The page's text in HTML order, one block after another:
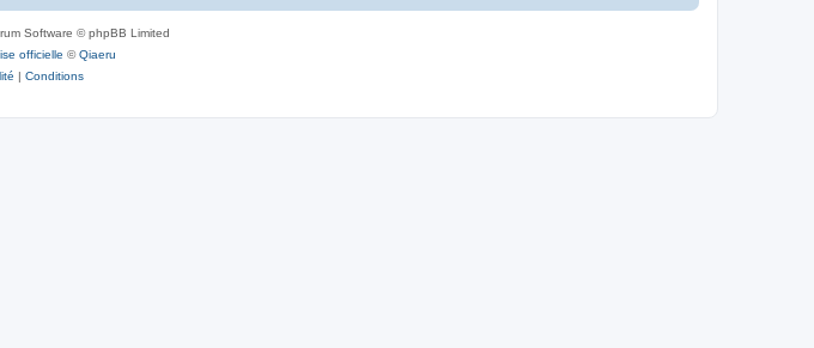
Software © phpBB Limited
officielle ©Qiaeru
| Conditions